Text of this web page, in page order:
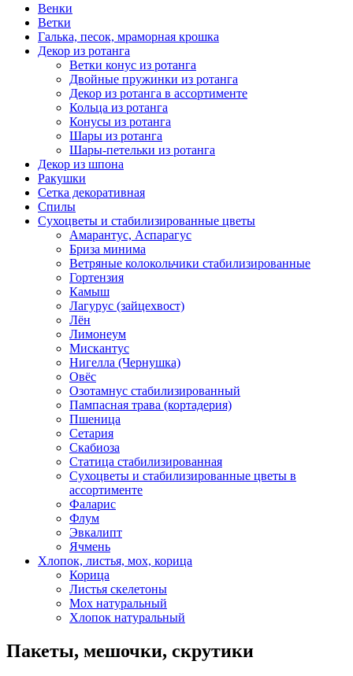
Венки
Ветки
Галька, песок, мраморная крошка
Декор из ротанга
Ветки конус из ротанга
Двойные пружинки из ротанга
Декор из ротанга в ассортименте
Кольца из ротанга
Конусы из ротанга
Шары из ротанга
Шары-петельки из ротанга
Декор из шпона
Ракушки
Сетка декоративная
Спилы
Сухоцветы и стабилизированные цветы
Амарантус, Аспарагус
Бриза минима
Ветряные колокольчики стабилизированные
Гортензия
Камыш
Лагурус (зайцехвост)
Лён
Лимонеум
Мискантус
Нигелла (Чернушка)
Овёс
Озотамнус стабилизированный
Пампасная трава (кортадерия)
Пшеница
Сетария
Скабиоза
Статица стабилизированная
Сухоцветы и стабилизированные цветы в
ассортименте
Фаларис
Флум
Эвкалипт
Ячмень
Хлопок, листья, мох, корица
Корица
Листья скелетоны
Мох натуральный
Хлопок натуральный
Пакеты, мешочки, скрутики